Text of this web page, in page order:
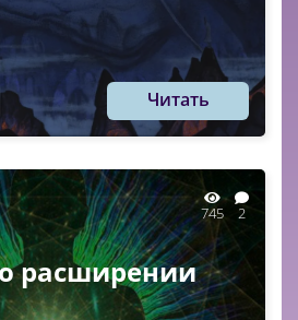
Читать
745 2
расширении